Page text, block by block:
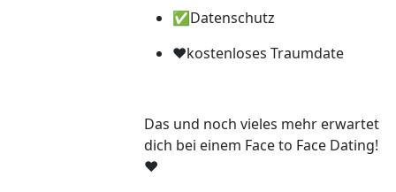
✅Datenschutz
❤️kostenloses Traumdate
Das und noch vieles mehr erwartet
dich bei einem Face to Face Dating!
❤️